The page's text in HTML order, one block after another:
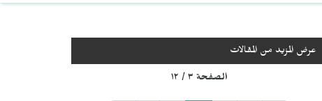
عرض المزيد من المقالات
الصفحة ٣ / ١٢